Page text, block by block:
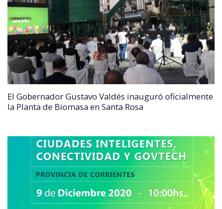
El Gobernador Gustavo Valdés inauguró oficialmente
la Planta de Biomasa en Santa Rosa